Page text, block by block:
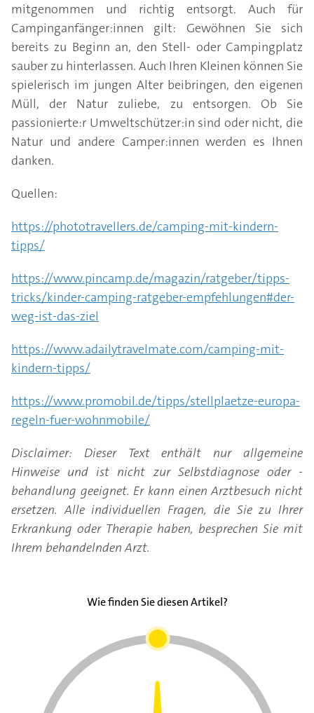
mitgenommen und richtig entsorgt. Auch für
Campinganfänger:innen gilt: Gewöhnen Sie sich
bereits zu Beginn an, den Stell- oder Campingplatz
sauber zu hinterlassen. Auch Ihren Kleinen können Sie
spielerisch im jungen Alter beibringen, den eigenen
Müll, der Natur zuliebe, zu entsorgen. Ob Sie
passionierte:r Umweltschützer:in sind oder nicht, die
Natur und andere Camper:innen werden es Ihnen
danken.
Quellen:
https://phototravellers.de/camping-mit-kindern-
tipps/
https://www.pincamp.de/magazin/ratgeber/tipps-
tricks/kinder-camping-ratgeber-empfehlungen#der-
weg-ist-das-ziel
https://www.adailytravelmate.com/camping-mit-
kindern-tipps/
https://www.promobil.de/tipps/stellplaetze-europa-
regeln-fuer-wohnmobile/
Disclaimer: Dieser Text enthält nur allgemeine
Hinweise und ist nicht zur Selbstdiagnose oder -
behandlung geeignet. Er kann einen Arztbesuch nicht
ersetzen. Alle individuellen Fragen, die Sie zu Ihrer
Erkrankung oder Therapie haben, besprechen Sie mit
Ihrem behandelnden Arzt.
Wie finden Sie diesen Artikel?